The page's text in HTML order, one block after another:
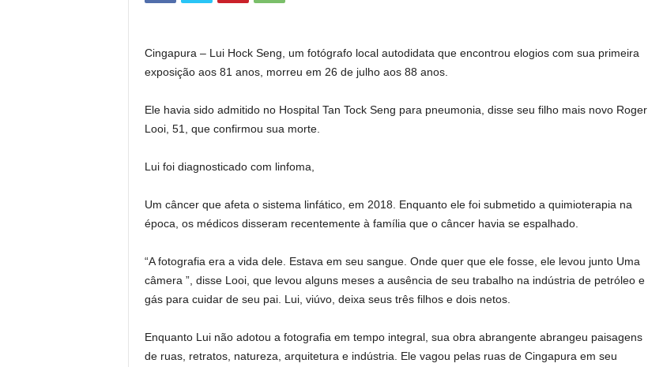
Cingapura –Lui Hock Seng, um fotógrafo local autodidata que encontrou elogios com sua primeira
exposição aos 81 anos, morreu em 26 de julho aos 88 anos.
Ele havia sido admitido no Hospital Tan Tock Seng para pneumonia, disse seu filho mais novo Roger
Looi, 51,
que confirmou sua morte.
Lui foi diagnosticado com linfoma,
Um câncer que afeta o sistema linfático, em 2018. Enquanto ele foi submetido a quimioterapia na
época, os médicos disseram recentemente à família que o câncer havia se espalhado.
“A fotografia era a vida dele. Estava em seu sangue. Onde quer que ele fosse, ele levou juntoUma
câmera ”, disse Looi, que levou alguns meses a ausência de seu trabalho na indústria de petróleo e
gás para cuidar de seu pai. Lui, viúvo, deixa seus três filhos e dois netos.
Enquanto Lui não adotou a fotografia em tempo integral, sua obra abrangente abrangeu paisagens
de ruas, retratos, natureza, arquitetura e indústria. Ele vagou pelas ruas de Cingapura em seu